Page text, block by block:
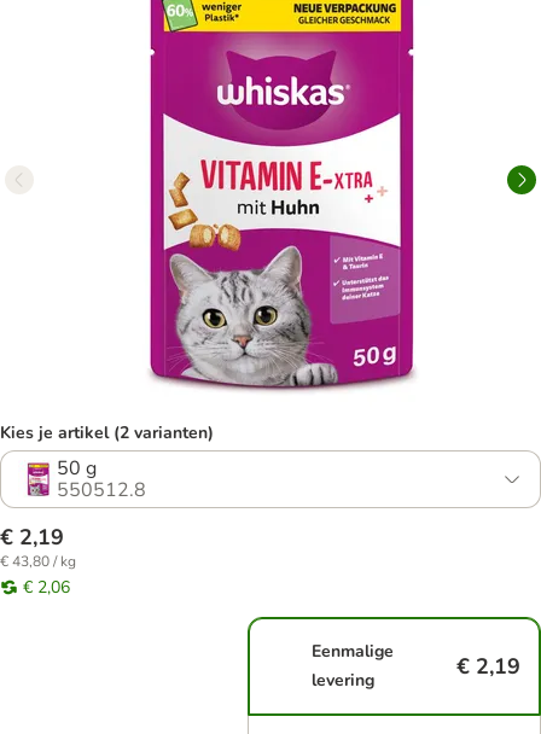
Kies je artikel (2 varianten)
50 g
550512.8
€ 2,19
€ 43,80 / kg
€ 2,06
Eenmalige
levering
€ 2,19